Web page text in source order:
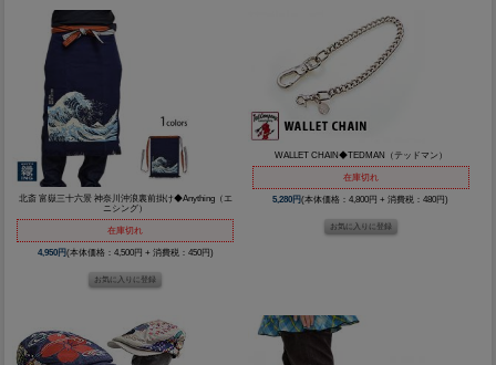
北斎 富嶽三十六景 神奈川沖浪裏前掛け◆Anything（エ
ニシング）
在庫切れ
4,950円(本体価格：4,500円 + 消費税：450円)
WALLET CHAIN◆TEDMAN（テッドマン）
在庫切れ
5,280円(本体価格：4,800円 + 消費税：480円)